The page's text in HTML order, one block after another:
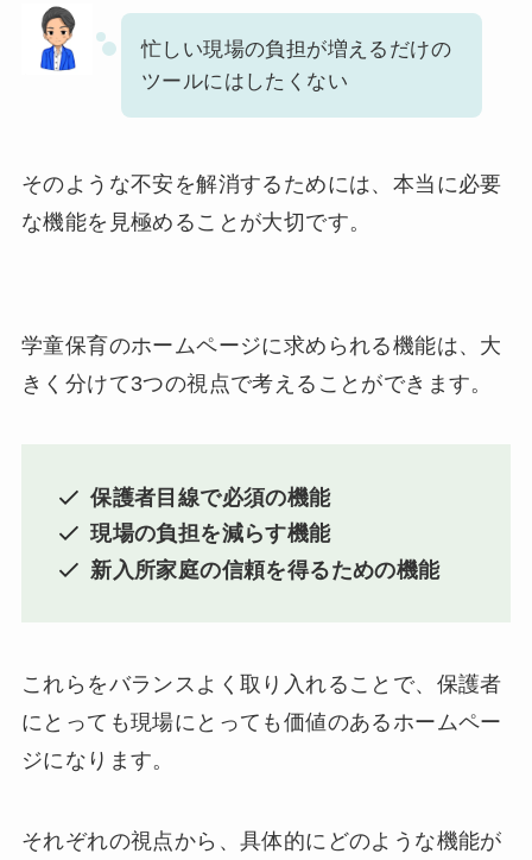
忙しい現場の負担が増えるだけの
ツールにはしたくない
そのような不安を解消するためには、本当に必要
な機能を見極めることが大切です。
学童保育のホームページに求められる機能は、大
きく分けて3つの視点で考えることができます。
保護者目線で必須の機能
現場の負担を減らす機能
新入所家庭の信頼を得るための機能
これらをバランスよく取り入れることで、保護者
にとっても現場にとっても価値のあるホームペー
ジになります。
それぞれの視点から、具体的にどのような機能が